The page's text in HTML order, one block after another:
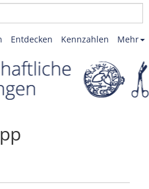
Mehr
Kennzahlen
Entdecken